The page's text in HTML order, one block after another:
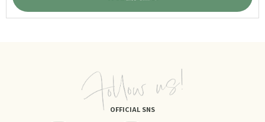
OFFICIAL SNS